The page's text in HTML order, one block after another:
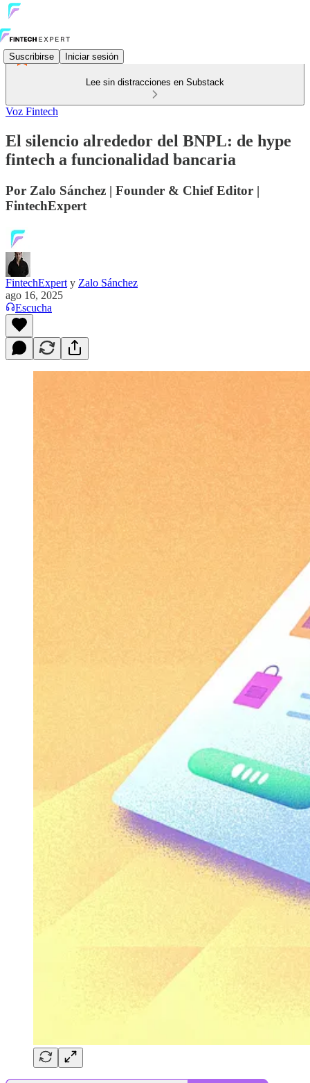
Suscribirse Iniciar sesión
Lee sin distracciones en Substack
Voz Fintech
El silencio alrededor del BNPL: de hype
fintech a funcionalidad bancaria
Por Zalo Sánchez | Founder & Chief Editor |
FintechExpert
FintechExpert y Zalo Sánchez
ago 16, 2025
Escucha